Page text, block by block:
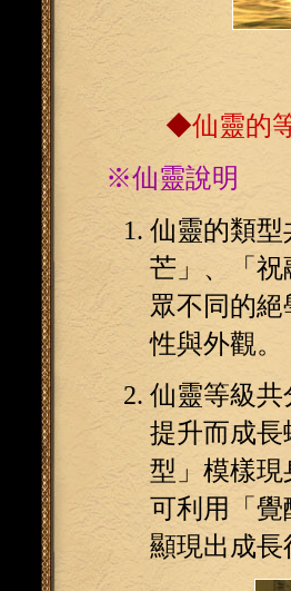
◆仙靈的
※仙靈說明
仙靈的類型
芒」、「祝
眾不同的
性與外觀。
仙靈等級
提升而成
型」模樣現
可利用「
顯現出成長